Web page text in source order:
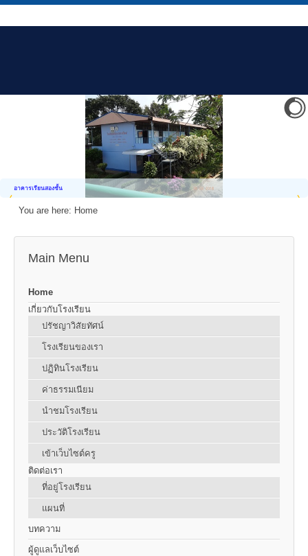
อาคารเรียนสองชั้น
You are here: Home
Main Menu
Home
เกี่ยวกับโรงเรียน
ปรัชญาวิสัยทัศน์
โรงเรียนของเรา
ปฏิทินโรงเรียน
ค่าธรรมเนียม
นำชมโรงเรียน
ประวัติโรงเรียน
เข้าเว็บไซต์ครู
ติดต่อเรา
ที่อยู่โรงเรียน
แผนที่
บทความ
ผู้ดูแลเว็บไซต์